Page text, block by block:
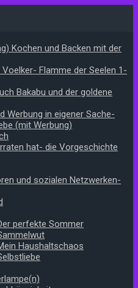
Kochen und Backen mit der
Flamme der Seelen 1-
Bakabu und der goldene
Werbung in eigener Sache-
(mit Werbung)
hat- die Vorgeschichte
und sozialen Netzwerken-
perfekte Sommer
Haushaltschaos